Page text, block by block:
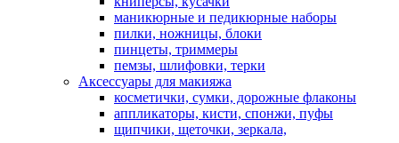
маникюрные и педикюрные наборы
пилки, ножницы, блоки
пинцеты, триммеры
пемзы, шлифовки, терки
Аксессуары для макияжа
косметички, сумки, дорожные флаконы
аппликаторы, кисти, спонжи, пуфы
щипчики, щеточки, зеркала,